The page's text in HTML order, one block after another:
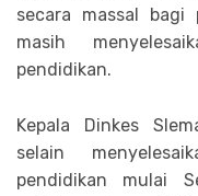
secara massal bagi
masih
pendidikan.
Kepala Dinkes
selain
pendidikan mulai